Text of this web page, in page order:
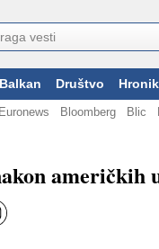
Balkan Društvo
Euronews Bloomberg Blic
američkih